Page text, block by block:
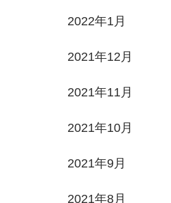
2022年1月
2021年12月
2021年11月
2021年10月
2021年9月
2021年8月